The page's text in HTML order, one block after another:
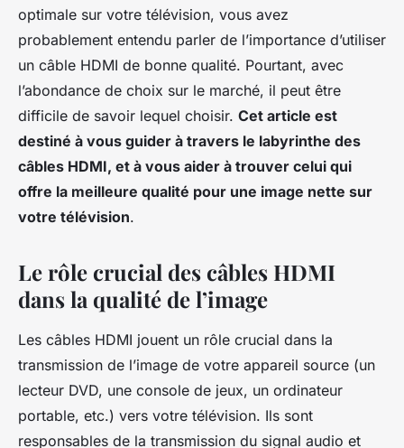
optimale sur votre télévision, vous avez
probablement entendu parler de l’importance d’utiliser
un câble HDMI de bonne qualité. Pourtant, avec
l’abondance de choix sur le marché, il peut être
difficile de savoir lequel choisir. Cet article est
destiné à vous guider à travers le labyrinthe des
câbles HDMI, et à vous aider à trouver celui qui
offre la meilleure qualité pour une image nette sur
votre télévision.
Le rôle crucial des câbles HDMI
dans la qualité de l’image
Les câbles HDMI jouent un rôle crucial dans la
transmission de l’image de votre appareil source (un
lecteur DVD, une console de jeux, un ordinateur
portable, etc.) vers votre télévision. Ils sont
responsables de la transmission du signal audio et